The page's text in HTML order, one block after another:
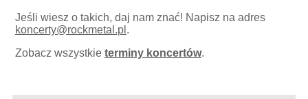
Jeśli wiesz o takich, daj nam znać! Napisz na adres
koncerty@rockmetal.pl .
Zobacz wszystkieterminy koncertów.